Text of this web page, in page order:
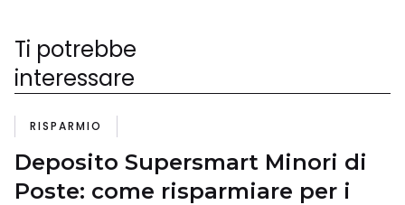
Ti potrebbe
interessare
RISPARMIO
Deposito Supersmart Minori di
Poste: come risparmiare per i